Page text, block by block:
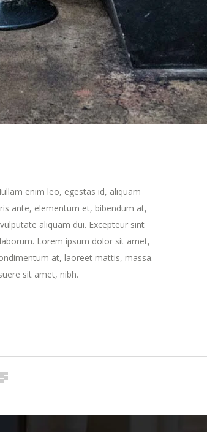
enim leo, egestas id, aliquam
ante, elementum et, bibendum at,
aliquam dui. Excepteur sint
Lorem ipsum dolor sit amet,
at, laoreet mattis, massa.
sit amet, nibh.